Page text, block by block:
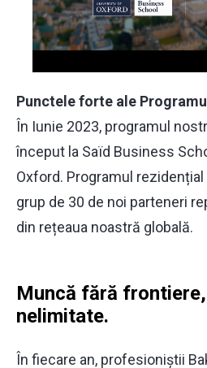
Punctele forte ale
În Iunie 2023, programul
început la Saïd Business
Oxford. Programul
grup de 30 de noi parteneri
din rețeaua noastră globală.
Muncă fără
nelimitate.
În fiecare an, profesioniștii